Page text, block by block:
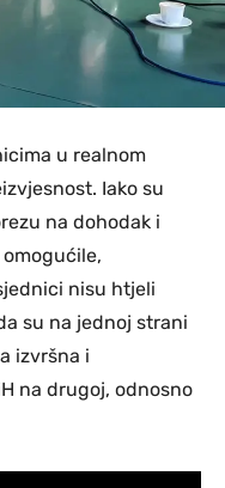
u realnom
Iako su
na dohodak i
nisu htjeli
su na jednoj strani
izvršna i
na drugoj, odnosno